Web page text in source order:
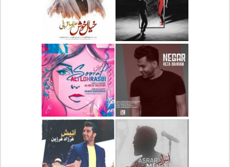
دانلود آلبوم جدید سیروان
خسروی بنام مونولوگ
دانلود آهنگ جدید علیرضا
قربانی بنام خیال خوش
دانلود آهنگ جدید رضا
بهرام بنام نگار
دانلود آهنگ جدید علی
لهراسبی بنام صورت